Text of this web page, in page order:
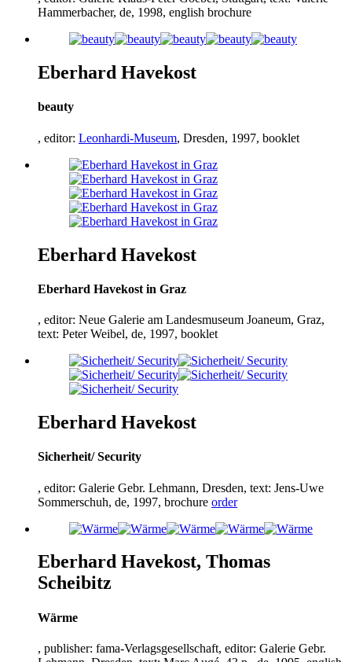
Hammerbacher, de, 1998, english brochure
Eberhard Havekost
beauty
, editor: Leonhardi-Museum, Dresden, 1997, booklet
Eberhard Havekost
Eberhard Havekost in Graz
, editor: Neue Galerie am Landesmuseum Joaneum, Graz,
text: Peter Weibel, de, 1997, booklet
Eberhard Havekost
Sicherheit/ Security
, editor: Galerie Gebr. Lehmann, Dresden, text: Jens-Uwe
Sommerschuh, de, 1997, brochure order
Eberhard Havekost, Thomas
Scheibitz
Wärme
, publisher: fama-Verlagsgesellschaft, editor: Galerie Gebr.